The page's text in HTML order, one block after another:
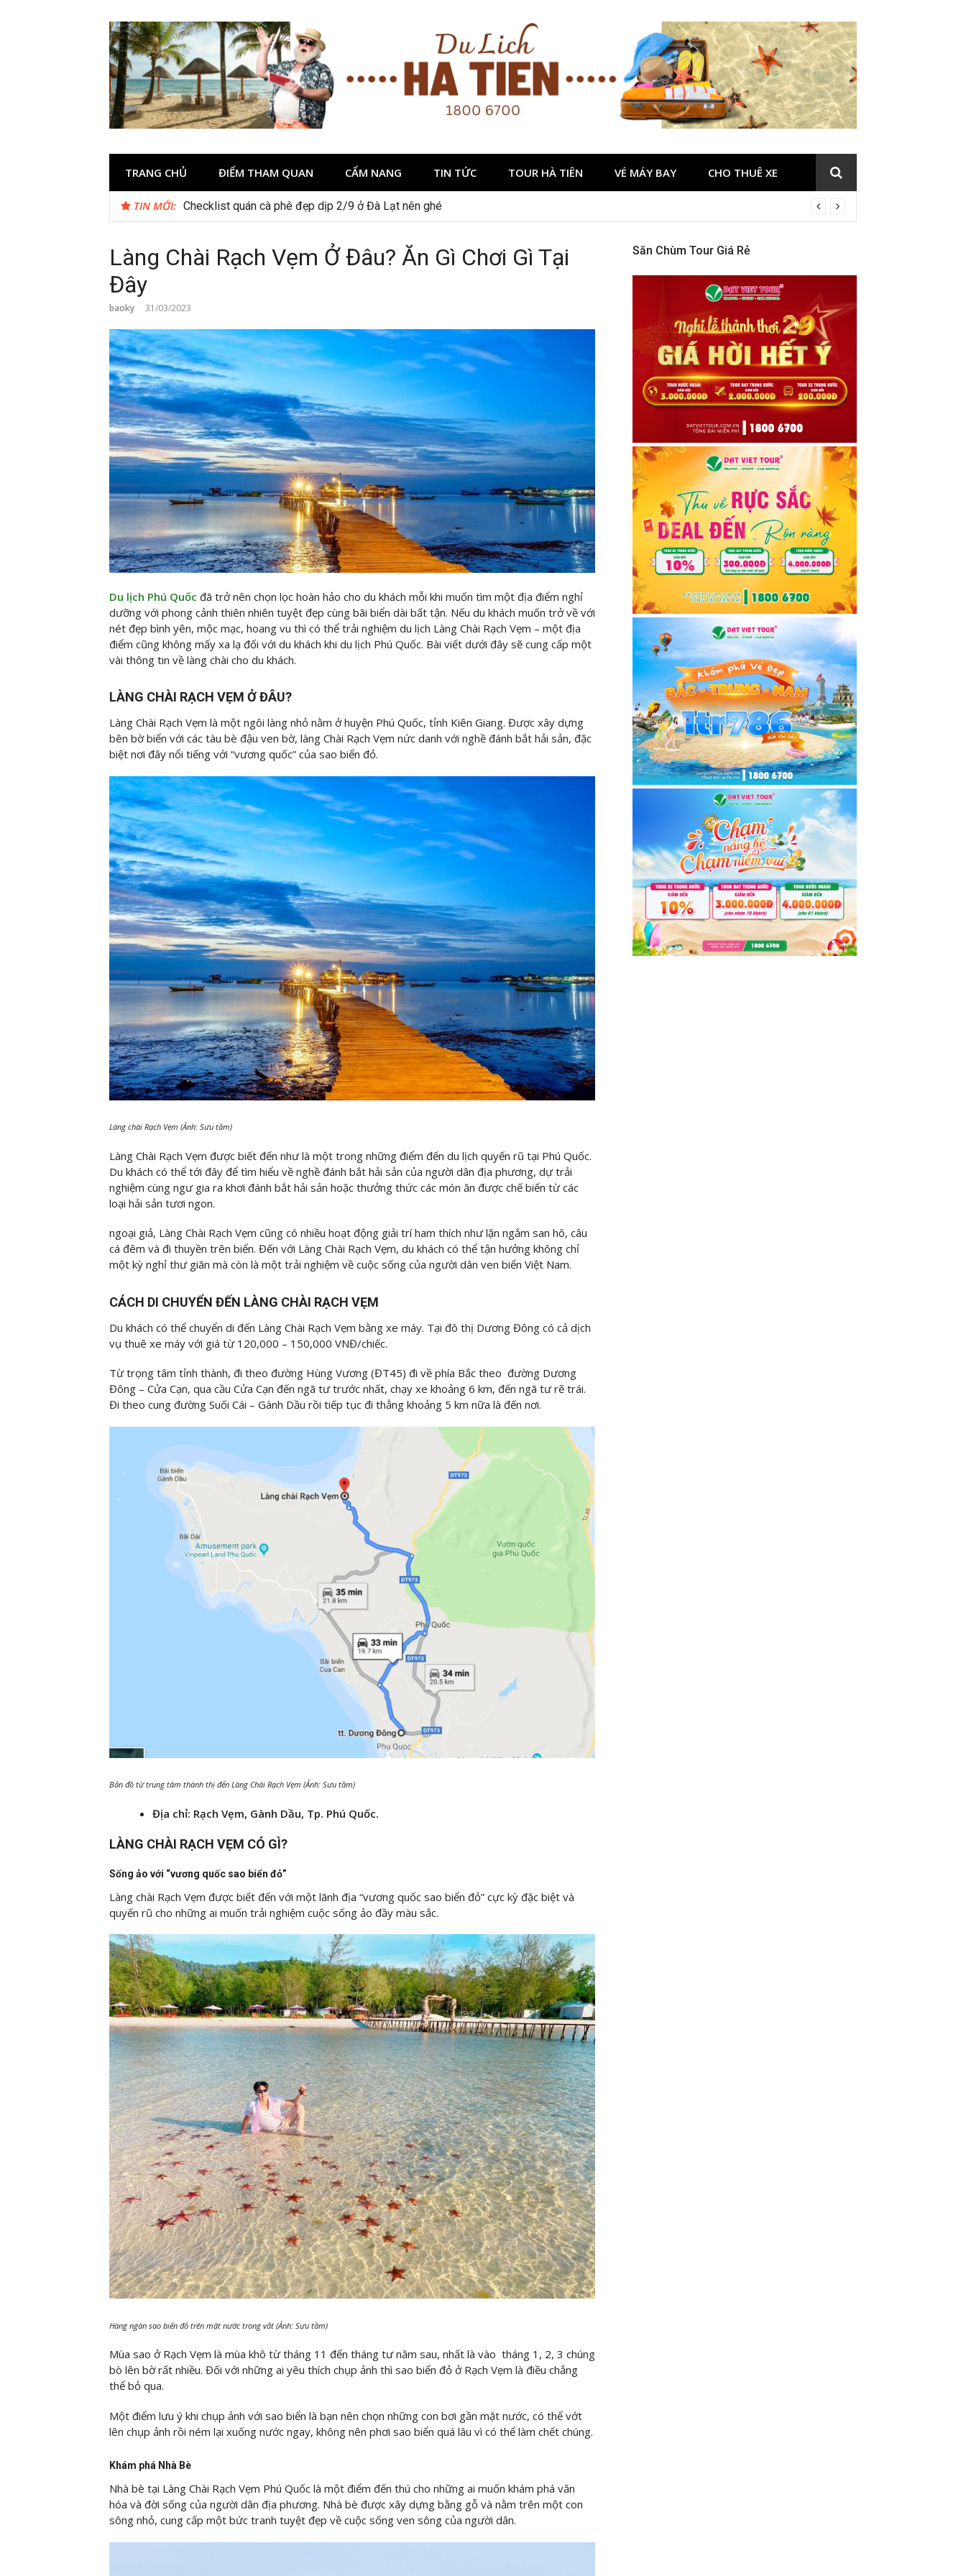
TRANG CHỦ ĐIỂM THAM QUAN CẨM NANG TIN TỨC TOUR HÀ TIÊN VÉ MÁY BAY CHO THUÊ XE
TIN MỚI: Checklist quán cà phê đẹp dịp 2/9 ở Đà Lạt nên ghé
Làng Chài Rạch Vẹm Ở Đâu? Ăn Gì Chơi Gì Tại
Đây
baoky 31/03/2023
Du lịch Phú Quốc đã trở nên chọn lọc hoàn hảo cho du khách mỗi khi muốn tìm một địa điểm nghỉ
dưỡng với phong cảnh thiên nhiên tuyệt đẹp cùng bãi biển dài bất tận. Nếu du khách muốn trở về với
nét đẹp bình yên, mộc mạc, hoang vu thì có thể trải nghiệm du lịch Làng Chài Rạch Vẹm – một địa
điểm cũng không mấy xa lạ đối với du khách khi du lịch Phú Quốc. Bài viết dưới đây sẽ cung cấp một
vài thông tin về làng chài cho du khách.
LÀNG CHÀI RẠCH VẸM Ở ĐÂU?
Làng Chài Rạch Vẹm là một ngôi làng nhỏ nằm ở huyện Phú Quốc, tỉnh Kiên Giang. Được xây dựng
bên bờ biển với các tàu bè đậu ven bờ, làng Chài Rạch Vẹm nức danh với nghề đánh bắt hải sản, đặc
biệt nơi đây nổi tiếng với “vương quốc” của sao biển đỏ.
Làng chài Rạch Vẹm (Ảnh: Sưu tầm)
Làng Chài Rạch Vẹm được biết đến như là một trong những điểm đến du lịch quyến rũ tại Phú Quốc.
Du khách có thể tới đây để tìm hiểu về nghề đánh bắt hải sản của người dân địa phương, dự trải
nghiệm cùng ngư gia ra khơi đánh bắt hải sản hoặc thưởng thức các món ăn được chế biến từ các
loại hải sản tươi ngon.
ngoại giả, Làng Chài Rạch Vẹm cũng có nhiều hoạt động giải trí ham thích như lặn ngắm san hô, câu
cá đêm và đi thuyền trên biển. Đến với Làng Chài Rạch Vẹm, du khách có thể tận hưởng không chỉ
một kỳ nghỉ thư giãn mà còn là một trải nghiệm về cuộc sống của người dân ven biển Việt Nam.
CÁCH DI CHUYỂN ĐẾN LÀNG CHÀI RẠCH VẸM
Du khách có thể chuyển di đến Làng Chài Rạch Vẹm bằng xe máy. Tại đô thị Dương Đông có cả dịch
vụ thuê xe máy với giá từ 120,000 – 150,000 VNĐ/chiếc.
Từ trọng tâm tỉnh thành, đi theo đường Hùng Vương (ĐT45) đi về phía Bắc theo đường Dương
Đông – Cửa Cạn, qua cầu Cửa Cạn đến ngã tư trước nhất, chạy xe khoảng 6 km, đến ngã tư rẽ trái.
Đi theo cung đường Suối Cái – Gành Dầu rồi tiếp tục đi thẳng khoảng 5 km nữa là đến nơi.
Bản đồ từ trung tâm thành thị đến Làng Chài Rạch Vẹm (Ảnh: Sưu tầm)
Địa chỉ: Rạch Vẹm, Gành Dầu, Tp. Phú Quốc.
LÀNG CHÀI RẠCH VẸM CÓ GÌ?
Sống ảo với “vương quốc sao biển đỏ”
Làng chài Rạch Vẹm được biết đến với một lãnh địa “vương quốc sao biển đỏ” cực kỳ đặc biệt và
quyến rũ cho những ai muốn trải nghiệm cuộc sống ảo đầy màu sắc.
Hàng ngàn sao biển đỏ trên mặt nước trong vắt (Ảnh: Sưu tầm)
Mùa sao ở Rạch Vẹm là mùa khô từ tháng 11 đến tháng tư năm sau, nhất là vào tháng 1, 2, 3 chúng
bò lên bờ rất nhiều. Đối với những ai yêu thích chụp ảnh thì sao biển đỏ ở Rạch Vẹm là điều chẳng
thể bỏ qua.
Một điểm lưu ý khi chụp ảnh với sao biển là bạn nên chọn những con bơi gần mặt nước, có thể vớt
lên chụp ảnh rồi ném lại xuống nước ngay, không nên phơi sao biển quá lâu vì có thể làm chết chúng.
Khám phá Nhà Bè
Nhà bè tại Làng Chài Rạch Vẹm Phú Quốc là một điểm đến thú cho những ai muốn khám phá văn
hóa và đời sống của người dân địa phương. Nhà bè được xây dựng bằng gỗ và nằm trên một con
sông nhỏ, cung cấp một bức tranh tuyệt đẹp về cuộc sống ven sông của người dân.
Săn Chùm Tour Giá Rẻ